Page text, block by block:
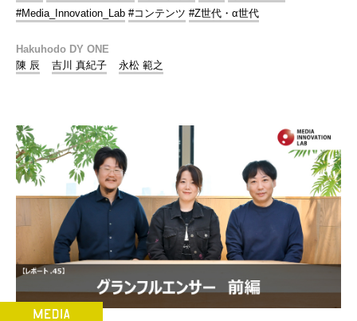
#Media_Innovation_Lab #コンテンツ #Z世代・α世代
Hakuhodo DY ONE
陳 辰
吉川 真紀子 永松 範之